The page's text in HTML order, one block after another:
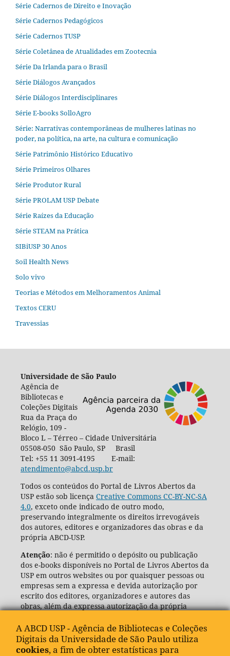
Série Cadernos de Direito e Inovação
Série Cadernos Pedagógicos
Série Cadernos TUSP
Série Coletânea de Atualidades em Zootecnia
Série Da Irlanda para o Brasil
Série Diálogos Avançados
Série Diálogos Interdisciplinares
Série E-books SolloAgro
Série: Narrativas contemporâneas de mulheres latinas no
poder, na política, na arte, na cultura e comunicação
Série Patrimônio Histórico Educativo
Série Primeiros Olhares
Série Produtor Rural
Série PROLAM USP Debate
Série Raízes da Educação
Série STEAM na Prática
SIBiUSP 30 Anos
Soil Health News
Solo vivo
Teorias e Métodos em Melhoramentos Animal
Textos CERU
Travessias
Universidade de São Paulo
Agência de
Bibliotecas e
Coleções Digitais
Rua da Praça do
Relógio, 109 -
Bloco L – Térreo – Cidade Universitária
05508-050 São Paulo, SP Brasil
Tel: +55 11 3091-4195 E-mail:
atendimento@abcd.usp.br
Todos os conteúdos do Portal de Livros Abertos da
USP estão sob licença Creative Commons CC-BY-NC-SA
4.0, exceto onde indicado de outro modo,
preservando integralmente os direitos irrevogáveis
dos autores, editores e organizadores das obras e da
própria ABCD-USP.
Atenção: não é permitido o depósito ou publicação
dos e-books disponíveis no Portal de Livros Abertos da
USP em outros websites ou por quaisquer pessoas ou
empresas sem a expressa e devida autorização por
escrito dos editores, organizadores e autores das
obras, além da expressa autorização da própria
(ABCD-USP).
A ABCD USP - Agência de Bibliotecas e Coleções
Digitais da Universidade de São Paulo utiliza
cookies, a fim de obter estatísticas para